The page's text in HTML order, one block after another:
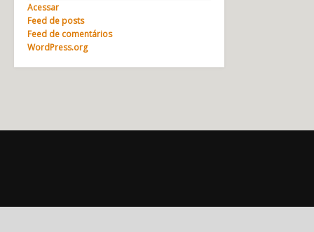
Acessar
Feed de posts
Feed de comentários
WordPress.org